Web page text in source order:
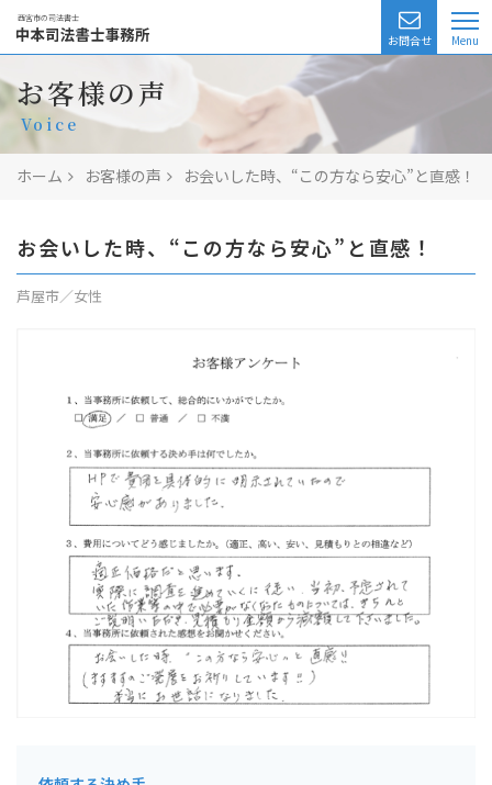
西宮市の司法書士
業務一覧
相続相談
無料相談
費用
司法書士の紹介
〒662-0832
兵庫県西宮市甲風園1丁目9-8 睦ビル502
まずはお気軽にご相談下さい。
tel.0798-31-1860
お問合せ
お客様の声
Voice
ホーム お客様の声 お会いした時、“この方なら安心”と直感！
お会いした時、“この方なら安心”と直感！
芦屋市／女性